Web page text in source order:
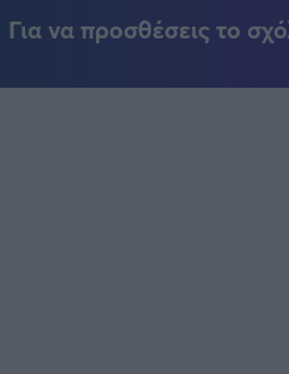
Για να προσθέσεις το